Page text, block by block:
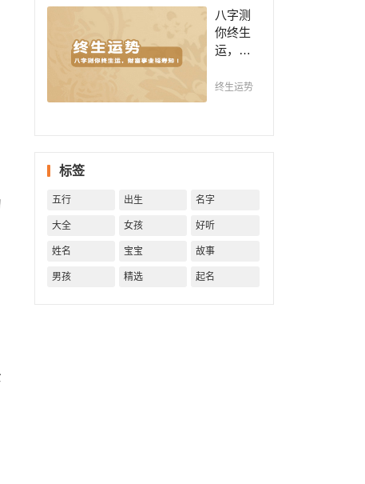
晓五
行，把
控起伏
波澜，
缺，助
八字测
你终生
运，财
福寿
富贵！
终生运势
标签
五行 出生 名字
大全 女孩 好听
姓名 宝宝 故事
男孩 精选 起名